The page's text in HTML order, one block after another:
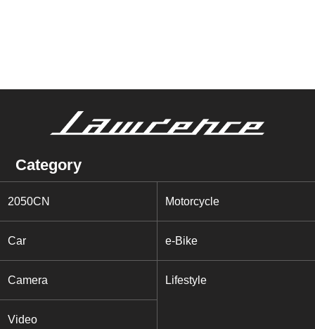
Category
2050CN Motorcycle
Car e-Bike
Camera Lifestyle
Video